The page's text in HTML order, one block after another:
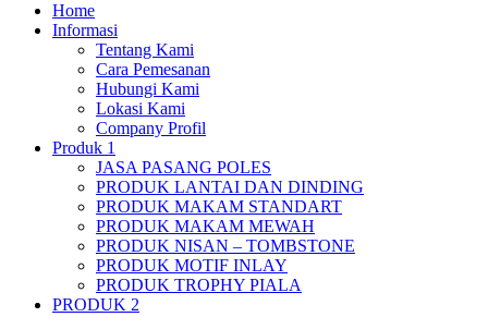
Home
Informasi
Tentang Kami
Cara Pemesanan
Hubungi Kami
Lokasi Kami
Company Profil
Produk 1
JASA PASANG POLES
PRODUK LANTAI DAN DINDING
PRODUK MAKAM STANDART
PRODUK MAKAM MEWAH
PRODUK NISAN – TOMBSTONE
PRODUK MOTIF INLAY
PRODUK TROPHY PIALA
PRODUK 2